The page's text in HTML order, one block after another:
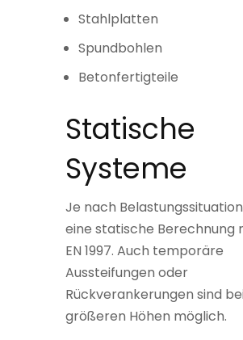
Stahlplatten
Spundbohlen
Betonfertigteile
Statische
Systeme
Je nach
eine statische Berechnung
EN 1997. Auch temporäre
Aussteifungen oder
Rückverankerungen sind
größeren Höhen möglich.